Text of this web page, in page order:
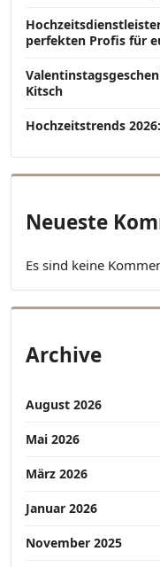
perfekten Profis für
Kitsch
Hochzeitstrends
Neueste
Es sind keine
Archive
August 2026
Mai 2026
März 2026
Januar 2026
November 2025